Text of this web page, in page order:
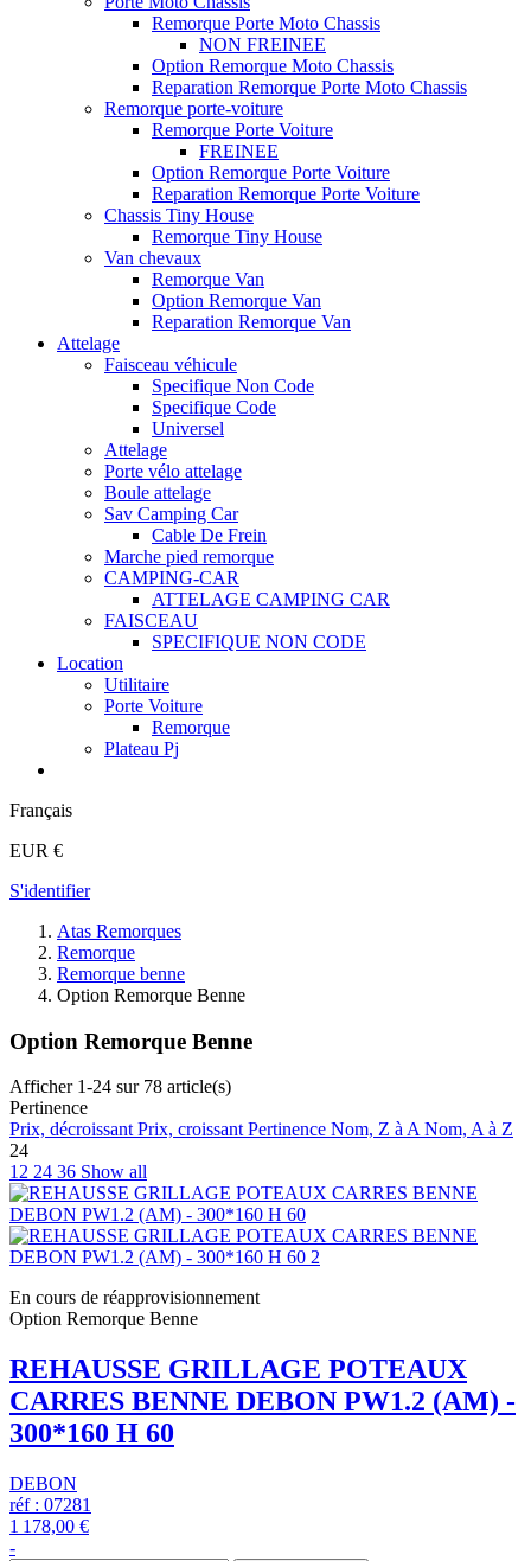
Remorque Porte Moto Chassis
NON FREINEE
Option Remorque Moto Chassis
Reparation Remorque Porte Moto Chassis
Remorque porte-voiture
Remorque Porte Voiture
FREINEE
Option Remorque Porte Voiture
Reparation Remorque Porte Voiture
Chassis Tiny House
Remorque Tiny House
Van chevaux
Remorque Van
Option Remorque Van
Reparation Remorque Van
Attelage
Faisceau véhicule
Specifique Non Code
Specifique Code
Universel
Attelage
Porte vélo attelage
Boule attelage
Sav Camping Car
Cable De Frein
Marche pied remorque
CAMPING-CAR
ATTELAGE CAMPING CAR
FAISCEAU
SPECIFIQUE NON CODE
Location
Utilitaire
Porte Voiture
Remorque
Plateau Pj
Français
EUR €
S'identifier
Atas Remorques
Remorque
Remorque benne
Option Remorque Benne
Option Remorque Benne
Afficher 1-24 sur 78 article(s)
Pertinence
Prix, décroissantPrix, croissantPertinence Nom, Z à ANom, A à Z
24
12 24 36 Show all
En cours de réapprovisionnement
Option Remorque Benne
REHAUSSE GRILLAGE POTEAUX
CARRES BENNE DEBON PW1.2 (AM) -
300*160 H 60
DEBON
réf : 07281
1 178,00 €
-